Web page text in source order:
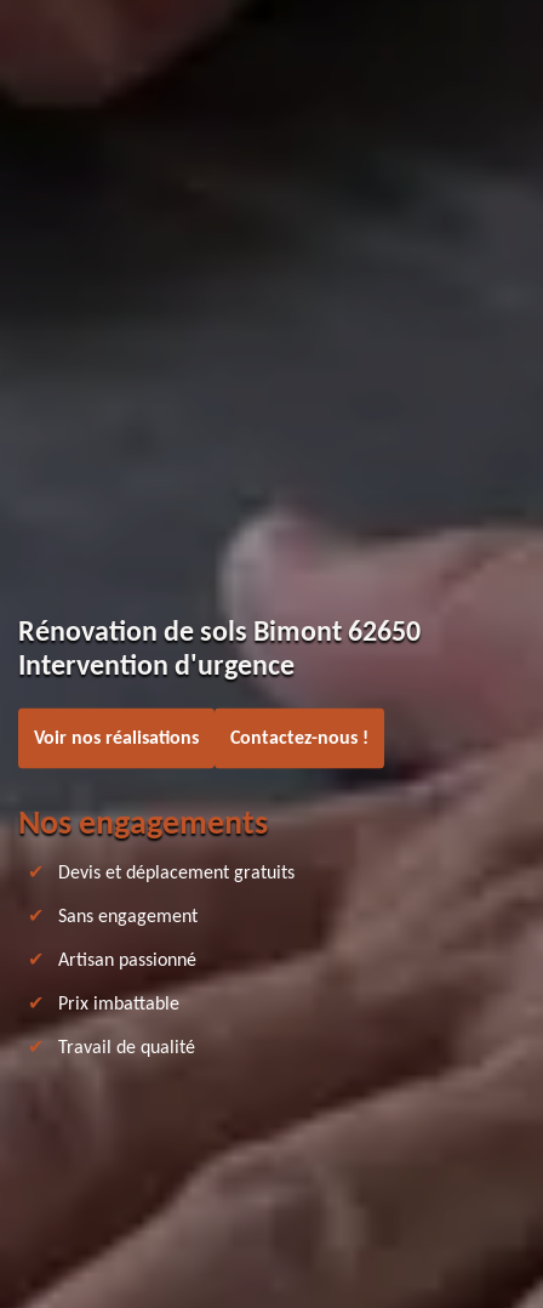
Rénovation de sols Bimont 62650
Intervention d'urgence
Voir nos réalisations Contactez-nous !
Nos engagements
Devis et déplacement gratuits
Sans engagement
Artisan passionné
Prix imbattable
Travail de qualité